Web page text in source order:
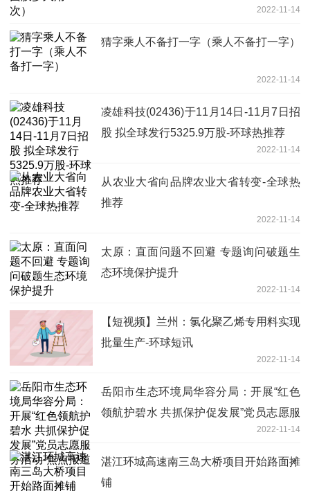
2022-11-14
猜字乘人不备打一字（乘人不备打一字）
2022-11-14
凌雄科技(02436)于11月14日-11月7日招
股 拟全球发行5325.9万股-环球热推荐
2022-11-14
从农业大省向品牌农业大省转变-全球热
推荐
2022-11-14
太原：直面问题不回避 专题询问破题生
态环境保护提升
2022-11-14
【短视频】兰州：氯化聚乙烯专用料实现
批量生产-环球短讯
2022-11-14
岳阳市生态环境局华容分局：开展“红色
领航护碧水 共抓保护促发展”党员志愿服
2022-11-14
湛江环城高速南三岛大桥项目开始路面摊
铺